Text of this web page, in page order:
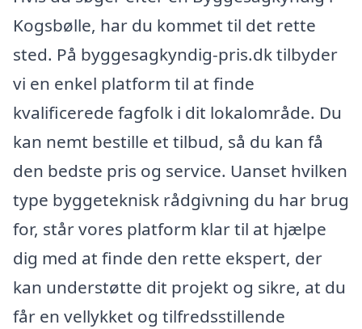
Kogsbølle, har du kommet til det rette
sted. På byggesagkyndig-pris.dk tilbyder
vi en enkel platform til at finde
kvalificerede fagfolk i dit lokalområde. Du
kan nemt bestille et tilbud, så du kan få
den bedste pris og service. Uanset hvilken
type byggeteknisk rådgivning du har brug
for, står vores platform klar til at hjælpe
dig med at finde den rette ekspert, der
kan understøtte dit projekt og sikre, at du
får en vellykket og tilfredsstillende